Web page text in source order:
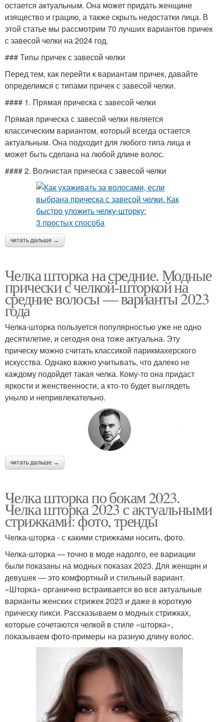
остается актуальным. Она может придать женщине
изящество и грацию, а также скрыть недостатки лица. В
этой статье мы рассмотрим 70 лучших вариантов причек
с завесой челки на 2024 год.
### Типы причек с завесой челки
Перед тем, как перейти к вариантам причек, давайте
определимся с типами причек с завесой челки.
#### 1. Прямая прическа с завесой челки
Прямая прическа с завесой челки является
классическим вариантом, который всегда остается
актуальным. Она подходит для любого типа лица и
может быть сделана на любой длине волос.
#### 2. Волнистая прическа с завесой челки
читать дальше →
Челка шторка на средние. Модные
прически с челкой-шторкой на
средние волосы — варианты 2023
года
Челка-шторка пользуется популярностью уже не одно
десятилетие, и сегодня она тоже актуальна. Эту
прическу можно считать классикой парикмахерского
искусства. Однако важно учитывать, что далеко не
каждому подойдет такая челка. Кому-то она придаст
яркости и женственности, а кто-то будет выглядеть
уныло и непривлекательно.
читать дальше →
Челка шторка по бокам 2023.
Челка шторка 2023 с актуальными
стрижками: фото, тренды
Челка-шторка - с какими стрижками носить, фото.
Челка-шторка — точно в моде надолго, ее вариации
были показаны на модных показах 2023. Для женщин и
девушек — это комфортный и стильный вариант.
«Шторка» органично встраивается во все актуальные
варианты женских стрижек 2023 и даже в короткую
прическу пикси. Рассказываем о модных стрижках,
которые сочетаются челкой в стиле «шторка»,
показываем фото-примеры на разную длину волос.